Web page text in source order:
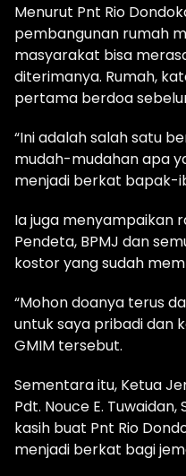
Menurut Pnt Rio
pembangunan rumah
masyarakat bisa
diterimanya. Rumah,
pertama berdoa
“Ini adalah salah satu
mudah-mudahan apa
menjadi berkat bapak-
Ia juga menyampaikan
Pendeta, BPMJ dan
kostor yang sudah
“Mohon doanya terus
untuk saya pribadi dan
GMIM tersebut.
Sementara itu, Ketua
Pdt. Nouce E.
kasih buat Pnt Rio
menjadi berkat bagi